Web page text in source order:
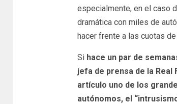
especialmente, en el caso
dramática con miles de
hacer frente a las cuotas
Si hace un par de
jefa de prensa de la Real
artículo uno de los
autónomos, el